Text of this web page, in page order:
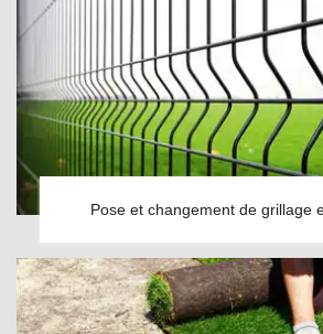
Pose et changement de grillage